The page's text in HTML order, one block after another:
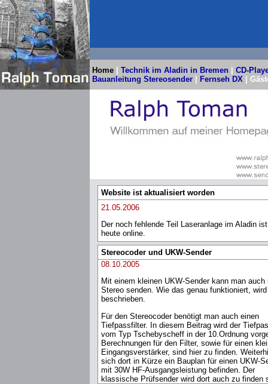
Home Technik im Aladin in Bremen
CD-
Bauanleitung Stereosender
Fernseh DX |
Website ist aktualisiert worden
21.05.2006
Der noch fehlende Teil Laseranlage im Aladin
heute online.
Stereocoder und UKW-Sender
08.10.2005
Mit einem kleinen UKW-Sender kann man auch
Stereo senden. Wie das genau funktioniert, wird
beschrieben.
Für den Stereocoder benötigt man auch einen
Tiefpassfilter. In diesem Beitrag wird der
vom Typ Tschebyscheff in der 10.Ordnung
Berechnungen für den Filter, sowie für einen
Eingangsverstärker, sind hier zu finden.
sich dort in Kürze ein Bauplan für einen UKW-
mit 30W HF-Ausgangsleistung befinden. Der
klassische Prüfsender wird dort auch zu finden